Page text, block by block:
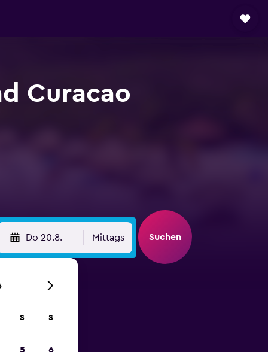
Curacao
Do 20.8. Mittags Suchen
S S
5 6